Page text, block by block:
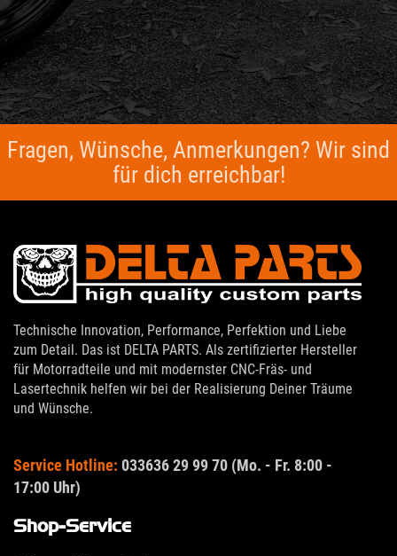
Fragen, Wünsche, Anmerkungen? Wir sind
für dich erreichbar!
Technische Innovation, Performance, Perfektion und Liebe
zum Detail. Das ist DELTA PARTS. Als zertifizierter Hersteller
für Motorradteile und mit modernster CNC-Fräs- und
Lasertechnik helfen wir bei der Realisierung Deiner Träume
und Wünsche.
Service Hotline: 033636 29 99 70 (Mo. - Fr. 8:00 -
17:00 Uhr)
Shop-Service